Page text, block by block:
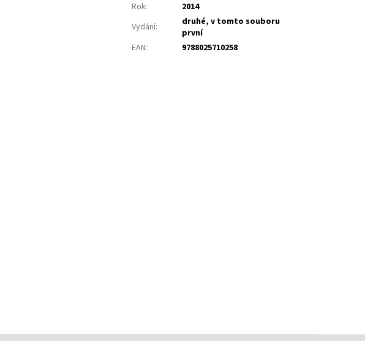
Rok:
2014
Vydání:
druhé, v tomto souboru
první
EAN: 9788025710258